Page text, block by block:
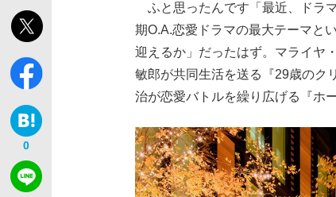
0
ふと思ったんです「最近、ドラ
期O.A.恋愛ドラマの最大テーマと
迎えるか」だったはず。マライヤ
敏郎が共同生活を送る『29歳のク
治が恋愛バトルを繰り広げる『ホ